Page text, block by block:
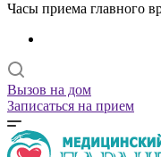
Часы приема главного
Вызов на дом
Записаться на прием